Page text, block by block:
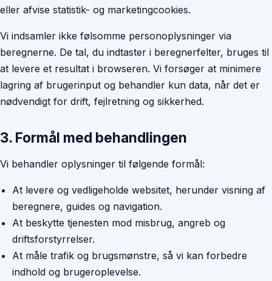
eller afvise statistik- og marketingcookies.
Vi indsamler ikke følsomme personoplysninger via
beregnerne. De tal, du indtaster i beregnerfelter, bruges til
at levere et resultat i browseren. Vi forsøger at minimere
lagring af brugerinput og behandler kun data, når det er
nødvendigt for drift, fejlretning og sikkerhed.
3. Formål med behandlingen
Vi behandler oplysninger til følgende formål:
At levere og vedligeholde websitet, herunder visning af
beregnere, guides og navigation.
At beskytte tjenesten mod misbrug, angreb og
driftsforstyrrelser.
At måle trafik og brugsmønstre, så vi kan forbedre
indhold og brugeroplevelse.